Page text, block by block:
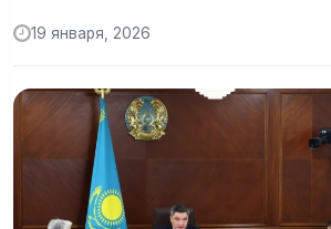
19 января, 2026